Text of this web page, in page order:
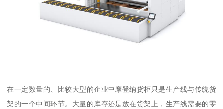
在一定数量的、比较大型的企业中摩登纳货柜只是生产线与传统货
架的一个中间环节。大量的库存还是放在货架上，生产线需要的零